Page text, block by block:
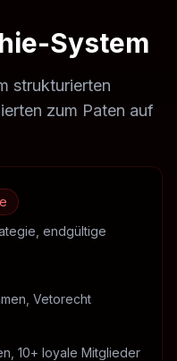
System
strukturierten
zum Paten auf
endgültige
Vetorecht
10+ loyale Mitglieder